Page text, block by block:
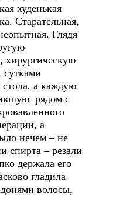
худенькая
Старательная,
Глядя
сутками
а каждую
рядом с
а
нечем – не
спирта – резали
держала его
гладила
волосы,